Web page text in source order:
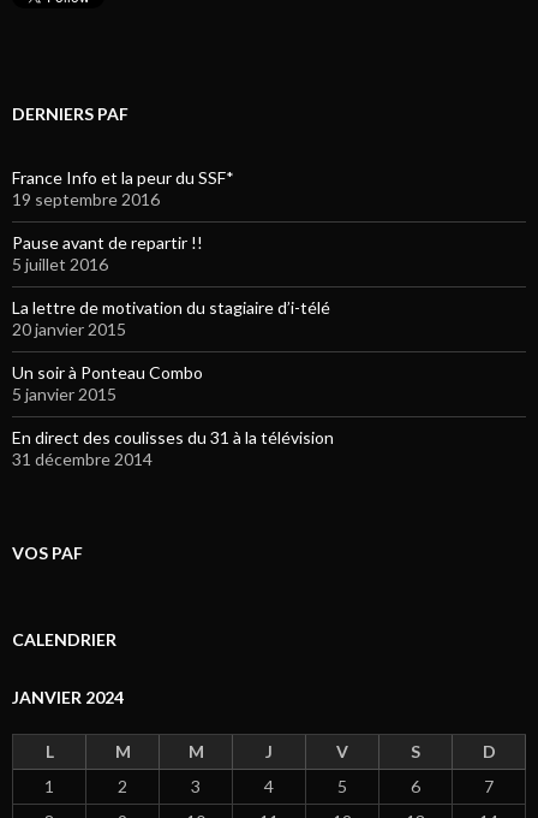
DERNIERS PAF
France Info et la peur du SSF*
19 septembre 2016
Pause avant de repartir !!
5 juillet 2016
La lettre de motivation du stagiaire d’i-télé
20 janvier 2015
Un soir à Ponteau Combo
5 janvier 2015
En direct des coulisses du 31 à la télévision
31 décembre 2014
VOS PAF
CALENDRIER
JANVIER 2024
L M M J V S
D
1
2 3 4 5 6
7